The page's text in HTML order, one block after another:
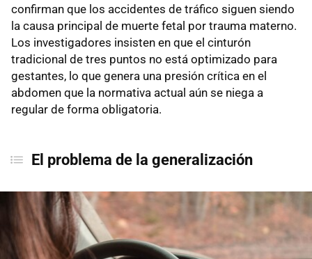
confirman que los accidentes de tráfico siguen siendo
la causa principal de muerte fetal por trauma materno.
Los investigadores insisten en que el cinturón
tradicional de tres puntos no está optimizado para
gestantes, lo que genera una presión crítica en el
abdomen que la normativa actual aún se niega a
regular de forma obligatoria.
El problema de la generalización